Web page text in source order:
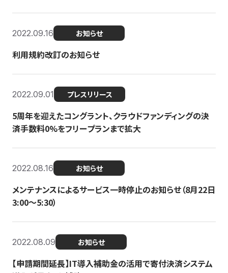
2022.09.16 お知らせ
利用規約改訂のお知らせ
2022.09.01 プレスリリース
5周年を迎えたコングラント、クラウドファンディングの決
済手数料0%をフリープランまで拡大
2022.08.16 お知らせ
メンテナンスによるサービス一時停止のお知らせ（8月22日
3:00〜5:30）
2022.08.09 お知らせ
【申請期間延長】IT導入補助金の活用で寄付決済システム